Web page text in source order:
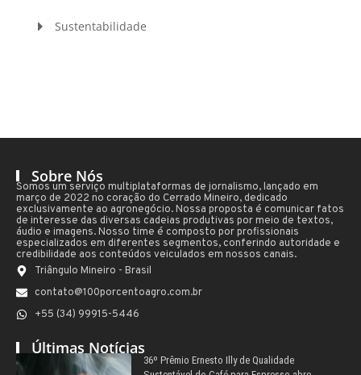
Sustentabilidade
Sobre Nós
Somos um serviço multiplataformas de jornalismo, lançado em
março de 2022 no coração do Cerrado Mineiro, dedicado
exclusivamente ao agronegócio. Nossa proposta é comunicar fatos
de interesse das diversas cadeias produtivas por meio de textos,
áudio e imagens. Nosso time é composto por profissionais
especializados em diferentes segmentos, conferindo autoridade e
credibilidade aos conteúdos veiculados em nossos canais.
Triângulo Mineiro - Brasil
contato@100porcentoagro.com.br
+55 (34) 99915-5446
Últimas Notícias
36º Prêmio Ernesto Illy de Qualidade